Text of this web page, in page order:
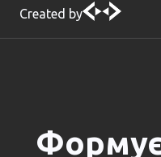
Created by